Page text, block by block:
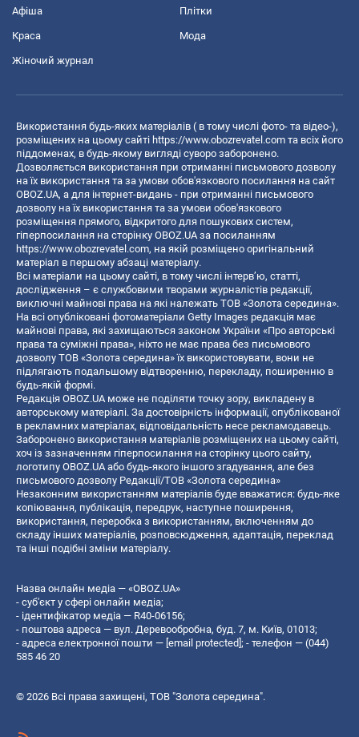
Афіша Плітки
Краса Мода
Жіночий журнал
Використання будь-яких матеріалів ( в тому числі фото- та відео-),
розміщених на цьому сайті https://www.obozrevatel.com та всіх його
піддоменах, в будь-якому вигляді суворо заборонено.
Дозволяється використання при отриманні письмового дозволу
на їх використання та за умови обов'язкового посилання на сайт
OBOZ.UA, а для інтернет-видань - при отриманні письмового
дозволу на їх використання та за умови обов'язкового
розміщення прямого, відкритого для пошукових систем,
гіперпосилання на сторінку OBOZ.UA за посиланням
https://www.obozrevatel.com, на якій розміщено оригінальний
матеріал в першому абзаці матеріалу.
Всі матеріали на цьому сайті, в тому числі інтерв’ю, статті,
дослідження – є службовими творами журналістів редакції,
виключні майнові права на які належать ТОВ «Золота середина».
На всі опубліковані фотоматеріали Getty Images редакція має
майнові права, які захищаються законом України «Про авторські
права та суміжні права», ніхто не має права без письмового
дозволу ТОВ «Золота середина» їх використовувати, вони не
підлягають подальшому відтворенню, перекладу, поширенню в
будь-якій формі.
Редакція OBOZ.UA може не поділяти точку зору, викладену в
авторському матеріалі. За достовірність інформації, опублікованої
в рекламних матеріалах, відповідальність несе рекламодавець.
Заборонено використання матеріалів розміщених на цьому сайті,
хоч із зазначенням гіперпосилання на сторінку цього сайту,
логотипу OBOZ.UA або будь-якого іншого згадування, але без
письмового дозволу Редакції/ТОВ «Золота середина»
Незаконним використанням матеріалів буде вважатися: будь-яке
копiювання, публiкацiя, передрук, наступне поширення,
використання, переробка з використанням, включенням до
складу інших матеріалів, розповсюдження, адаптація, переклад
та інші подібні зміни матеріалу.
Назва онлайн медіа — «OBOZ.UA»
- суб'єкт у сфері онлайн медіа;
- ідентифікатор медіа — R40-06156;
- поштова адреса — вул. Деревообробна, буд. 7, м. Київ, 01013;
- адреса електронної пошти — [email protected] ; - телефон — (044)
585 46 20
© 2026 Всі права захищені, ТОВ "Золота середина".